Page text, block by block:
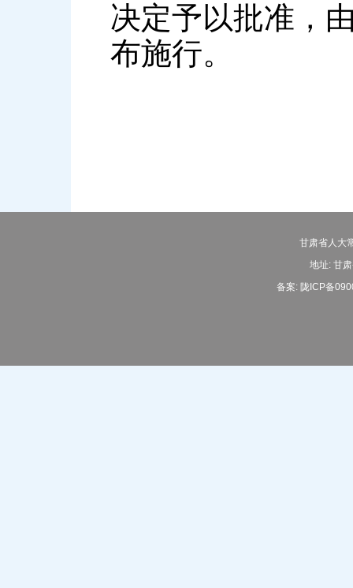
决定予以批准，
布施行。
甘肃省人大
地址: 甘
备案: 陇ICP备